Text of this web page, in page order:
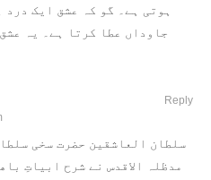
ہوتی ہے۔ گو کہ عشق ایک
جاوداں عطا کرتا ہے۔ یہ
سلطان العاشقین حضرت سخی
مدظلہ الاقدس نے شرح ابیاتِ
Reply